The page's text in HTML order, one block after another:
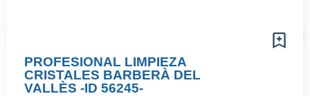
PROFESIONAL LIMPIEZA
CRISTALES BARBERÀ DEL
VALLÈS -ID 56245-